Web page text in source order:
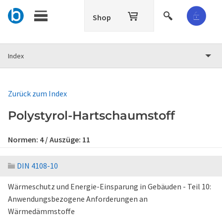
Shop
Index
Zurück zum Index
Polystyrol-Hartschaumstoff
Normen: 4/ Auszüge: 11
DIN 4108-10
Wärmeschutz und Energie-Einsparung in Gebäuden - Teil 10:
Anwendungsbezogene Anforderungen an
Wärmedämmstoffe